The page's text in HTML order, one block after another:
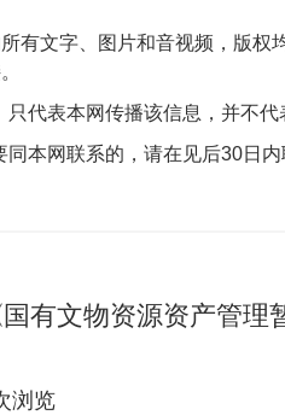
有文字、图片和音视频，版权
代表本网传播该信息，并不代
本网联系的，请在见后30日内
有文物资源资产管理
浏览